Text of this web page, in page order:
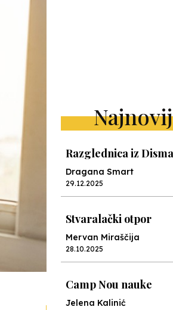
Stvaralački otpor
Mervan Miraščija
Camp Nou nauke
Jelena Kalinić
Ishodi učenja u zahodu
mature
10.06.2025